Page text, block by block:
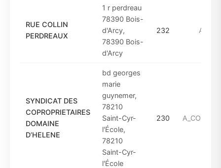
RUE COLLIN
PERDREAUX
1 r perdreau
78390 Bois-
d'Arcy,
78390 Bois-
d'Arcy
232
SYNDICAT DES
COPROPRIETAIRES
DOMAINE
D’HELENE
bd georges
marie
guynemer,
78210
Saint-Cyr-
l'École,
78210
Saint-Cyr-
l'École
230